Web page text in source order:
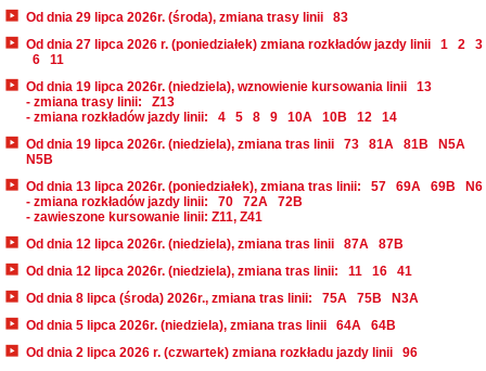
Od dnia 29 lipca 2026r. (środa), zmiana trasy linii
83
Od dnia 27 lipca 2026 r. (poniedziałek) zmiana rozkładów jazdy linii
1 2
3
6
11
Od dnia 19 lipca 2026r. (niedziela), wznowienie kursowania linii
13
- zmiana trasy linii:
Z13
- zmiana rozkładów jazdy linii:
4 5 8 9 10A 10B 12
14
Od dnia 19 lipca 2026r. (niedziela), zmiana tras linii
73 81A 81B
N5A
N5B
Od dnia 13 lipca 2026r. (poniedziałek), zmiana tras linii:
57 69A 69B
N6
- zmiana rozkładów jazdy linii:
70 72A
72B
- zawieszone kursowanie linii: Z11, Z41
Od dnia 12 lipca 2026r. (niedziela), zmiana tras linii
87A
87B
Od dnia 12 lipca 2026r. (niedziela), zmiana tras linii:
11 16
41
Od dnia 8 lipca (środa) 2026r., zmiana tras linii:
75A 75B
N3A
Od dnia 5 lipca 2026r. (niedziela), zmiana tras linii
64A
64B
Od dnia 2 lipca 2026 r. (czwartek) zmiana rozkładu jazdy linii
96